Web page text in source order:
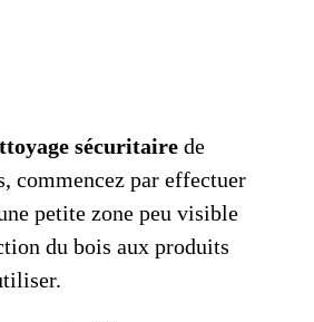
sécuritaire de
commencez par effectuer
petite zone peu visible
du bois aux produits